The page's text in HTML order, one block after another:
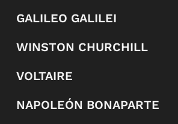
GALILEO GALILEI
WINSTON CHURCHILL
VOLTAIRE
NAPOLEÓN BONAPARTE